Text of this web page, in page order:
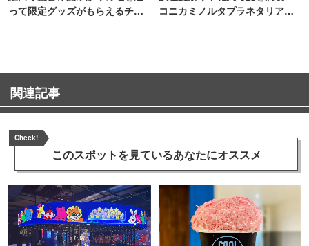
って限定グッズがもらえるチャ
コニカミノルタプラネタリア
関連記事
Check!
このスポットを見ているあなたにオススメ